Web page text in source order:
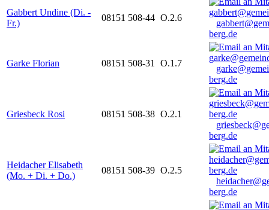
Gabbert Undine (Di. -
Fr.)
08151 508-44 O.2.6
berg.de
Garke Florian 08151 508-31 O.1.7
berg.de
Griesbeck Rosi 08151 508-38 O.2.1
berg.de
Heidacher Elisabeth
(Mo. + Di. + Do.)
08151 508-39 O.2.5
berg.de